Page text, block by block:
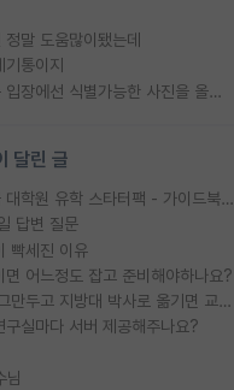
말 도움많이됐는데
통이지
정보보안 연구하는 입장에선 식별가능한 사진을 올리는건 비추이긴함
달린 글
[무료] 2026 미국 대학원 유학 스타터팩 - 가이드북 & 합격자 컨택메일 템플릿
답변 질문
빡세진 이유
면 어느정도 잡고 준비해야하나요?
SSH 박사과정을 그만두고 지방대 박사로 옮기면 교수의 꿈은 끝일까요?
구실마다 서버 제공해주나요?
님